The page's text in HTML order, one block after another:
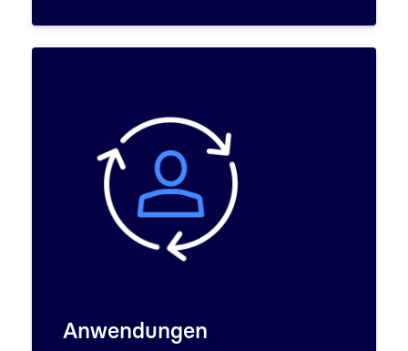
Anwendungen